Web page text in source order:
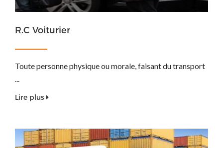
R.C Voiturier
Toute personne physique ou morale, faisant du transport
...
Lire plus